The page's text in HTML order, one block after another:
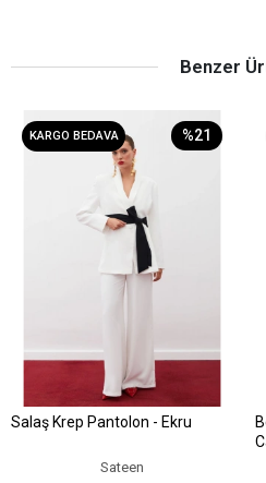
Benzer
KARGO BEDAVA %21
Sepete Ekle
Salaş Krep Pantolon - Ekru
Sateen